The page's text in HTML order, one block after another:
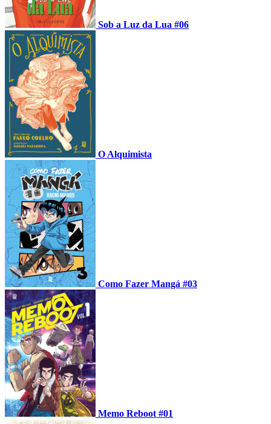
Sob a Luz da Lua #06
O Alquimista
Como Fazer Mangá #03
Memo Reboot #01